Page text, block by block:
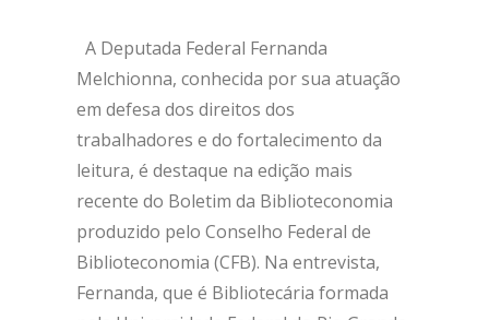
A Deputada Federal Fernanda
Melchionna, conhecida por sua atuação
em defesa dos direitos dos
trabalhadores e do fortalecimento da
leitura, é destaque na edição mais
recente do Boletim da Biblioteconomia
produzido pelo Conselho Federal de
Biblioteconomia (CFB). Na entrevista,
Fernanda, que é Bibliotecária formada